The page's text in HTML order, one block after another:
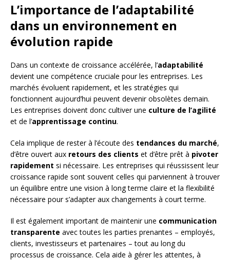
L’importance de l’adaptabilité
dans un environnement en
évolution rapide
Dans un contexte de croissance accélérée, l’adaptabilité
devient une compétence cruciale pour les entreprises. Les
marchés évoluent rapidement, et les stratégies qui
fonctionnent aujourd’hui peuvent devenir obsolètes demain.
Les entreprises doivent donc cultiver une culture de l’agilité
et de l’apprentissage continu.
Cela implique de rester à l’écoute des tendances du marché,
d’être ouvert aux retours des clients et d’être prêt à pivoter
rapidement si nécessaire. Les entreprises qui réussissent leur
croissance rapide sont souvent celles qui parviennent à trouver
un équilibre entre une vision à long terme claire et la flexibilité
nécessaire pour s’adapter aux changements à court terme.
Il est également important de maintenir une communication
transparente avec toutes les parties prenantes – employés,
clients, investisseurs et partenaires – tout au long du
processus de croissance. Cela aide à gérer les attentes, à